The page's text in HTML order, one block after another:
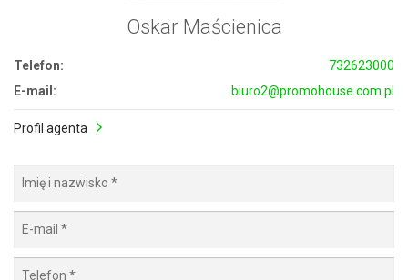
Oskar Maścienica
Telefon:
732623000
E-mail:
biuro2@promohouse.com.pl
Profil agenta